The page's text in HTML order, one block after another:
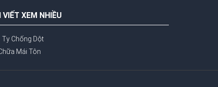
VIẾT XEM NHIỀU
Ty Chống Dột
Mái Tôn